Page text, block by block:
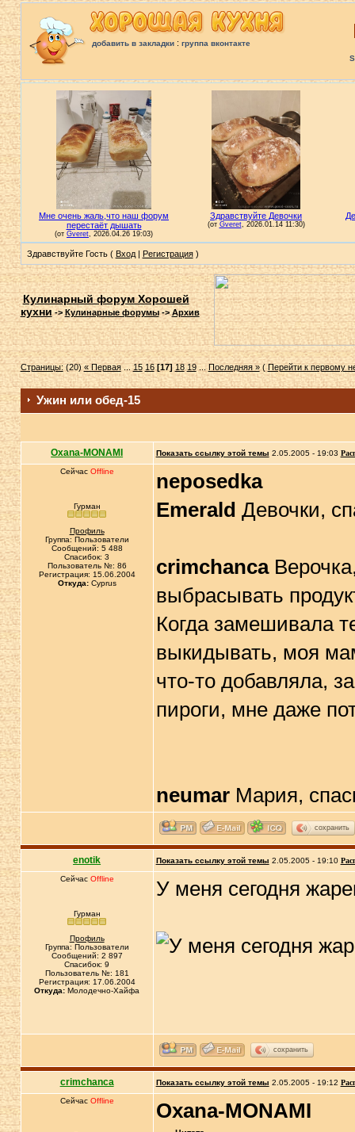
добавить в закладки: группа вконтакте
Здравствуйте Гость ( Вход| Регистрация)
Кулинарный форум Хорошей
кухни->Кулинарные форумы->Архив
Страницы:(20)« Первая...15 16 [17] 18 19...Последняя »( Перейти к первому
Ужин или обед-15
Oxana-MONAMI Показать ссылку этой темы 2.05.2005 - 19:03
Сейчас Offline
Гурман
Профиль
Группа: Пользователи
Сообщений: 5 488
Спасибок: 3
Пользователь №: 86
Регистрация: 15.06.2004
Откуда:Cyprus
neposedka
Emerald Девочки,
crimchanca
выбрасывать
Когда замешивала
выкидывать, моя
что-то добавляла,
пироги, мне даже
neumarМария,
сохранить
enotik Показать ссылку этой темы 2.05.2005 - 19:10
Сейчас Offline
Гурман
Профиль
Группа: Пользователи
Сообщений: 2 897
Спасибок: 9
Пользователь №: 181
Регистрация: 17.06.2004
Откуда: Молодечно-Хайфа
У меня сегодня
сохранить
crimchanca Показать ссылку этой темы 2.05.2005 - 19:12
Сейчас Offline Oxana-MONAMI